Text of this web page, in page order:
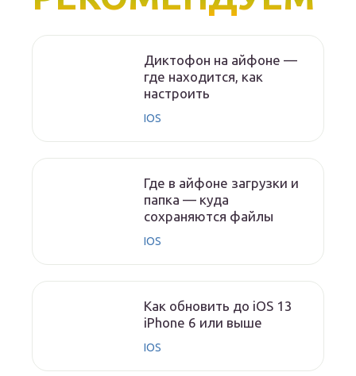
Диктофон на айфоне —
где находится, как
настроить
IOS
Где в айфоне загрузки и
папка — куда
сохраняются файлы
IOS
Как обновить до iOS 13
iPhone 6 или выше
IOS